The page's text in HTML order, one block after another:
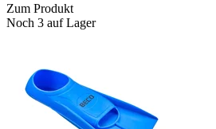
Zum Produkt
Noch 3 auf Lager